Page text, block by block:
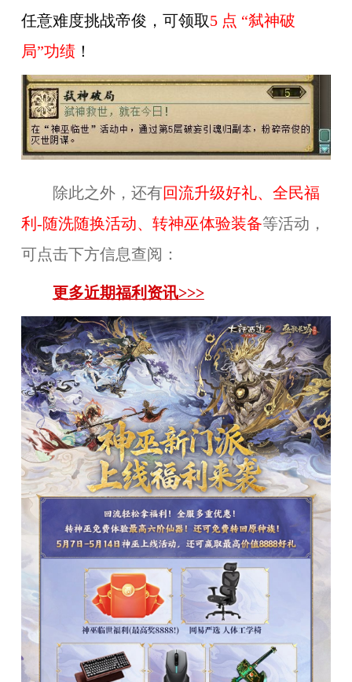
任意难度挑战帝俊，可领取5 点 “弑神破
局”功绩！
除此之外，还有 回流升级好礼、全民福
利-随洗随换活动、转神巫体验装备等活动，
可点击下方信息查阅：
更多近期福利资讯>>>